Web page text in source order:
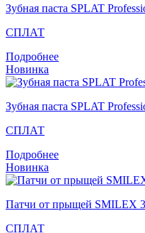
Зубная паста SPLAT
СПЛАТ
Подробнее
Новинка
Зубная паста SPLAT
СПЛАТ
Подробнее
Новинка
Патчи от прыщей SMILEX
СПЛАТ